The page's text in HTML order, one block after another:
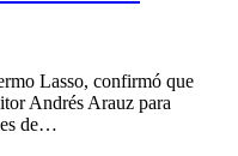
Lasso, confirmó que
Andrés Arauz para
de…